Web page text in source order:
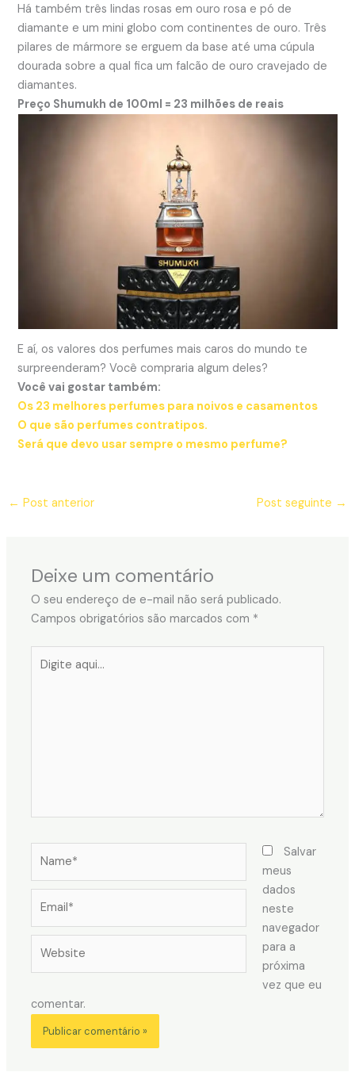
Há também três lindas rosas em ouro rosa e pó de
diamante e um mini globo com continentes de ouro. Três
pilares de mármore se erguem da base até uma cúpula
dourada sobre a qual fica um falcão de ouro cravejado de
diamantes.
Preço Shumukh de 100ml = 23 milhões de reais
E aí, os valores dos perfumes mais caros do mundo te
surpreenderam? Você compraria algum deles?
Você vai gostar também:
Os 23 melhores perfumes para noivos e casamentos
O que são perfumes contratipos.
Será que devo usar sempre o mesmo perfume?
← Post anterior Post seguinte →
Deixe um comentário
O seu endereço de e-mail não será publicado.
Campos obrigatórios são marcados com *
aqui...
Salvar
meus
dados
neste
navegador
para a
próxima
vez que eu
comentar.